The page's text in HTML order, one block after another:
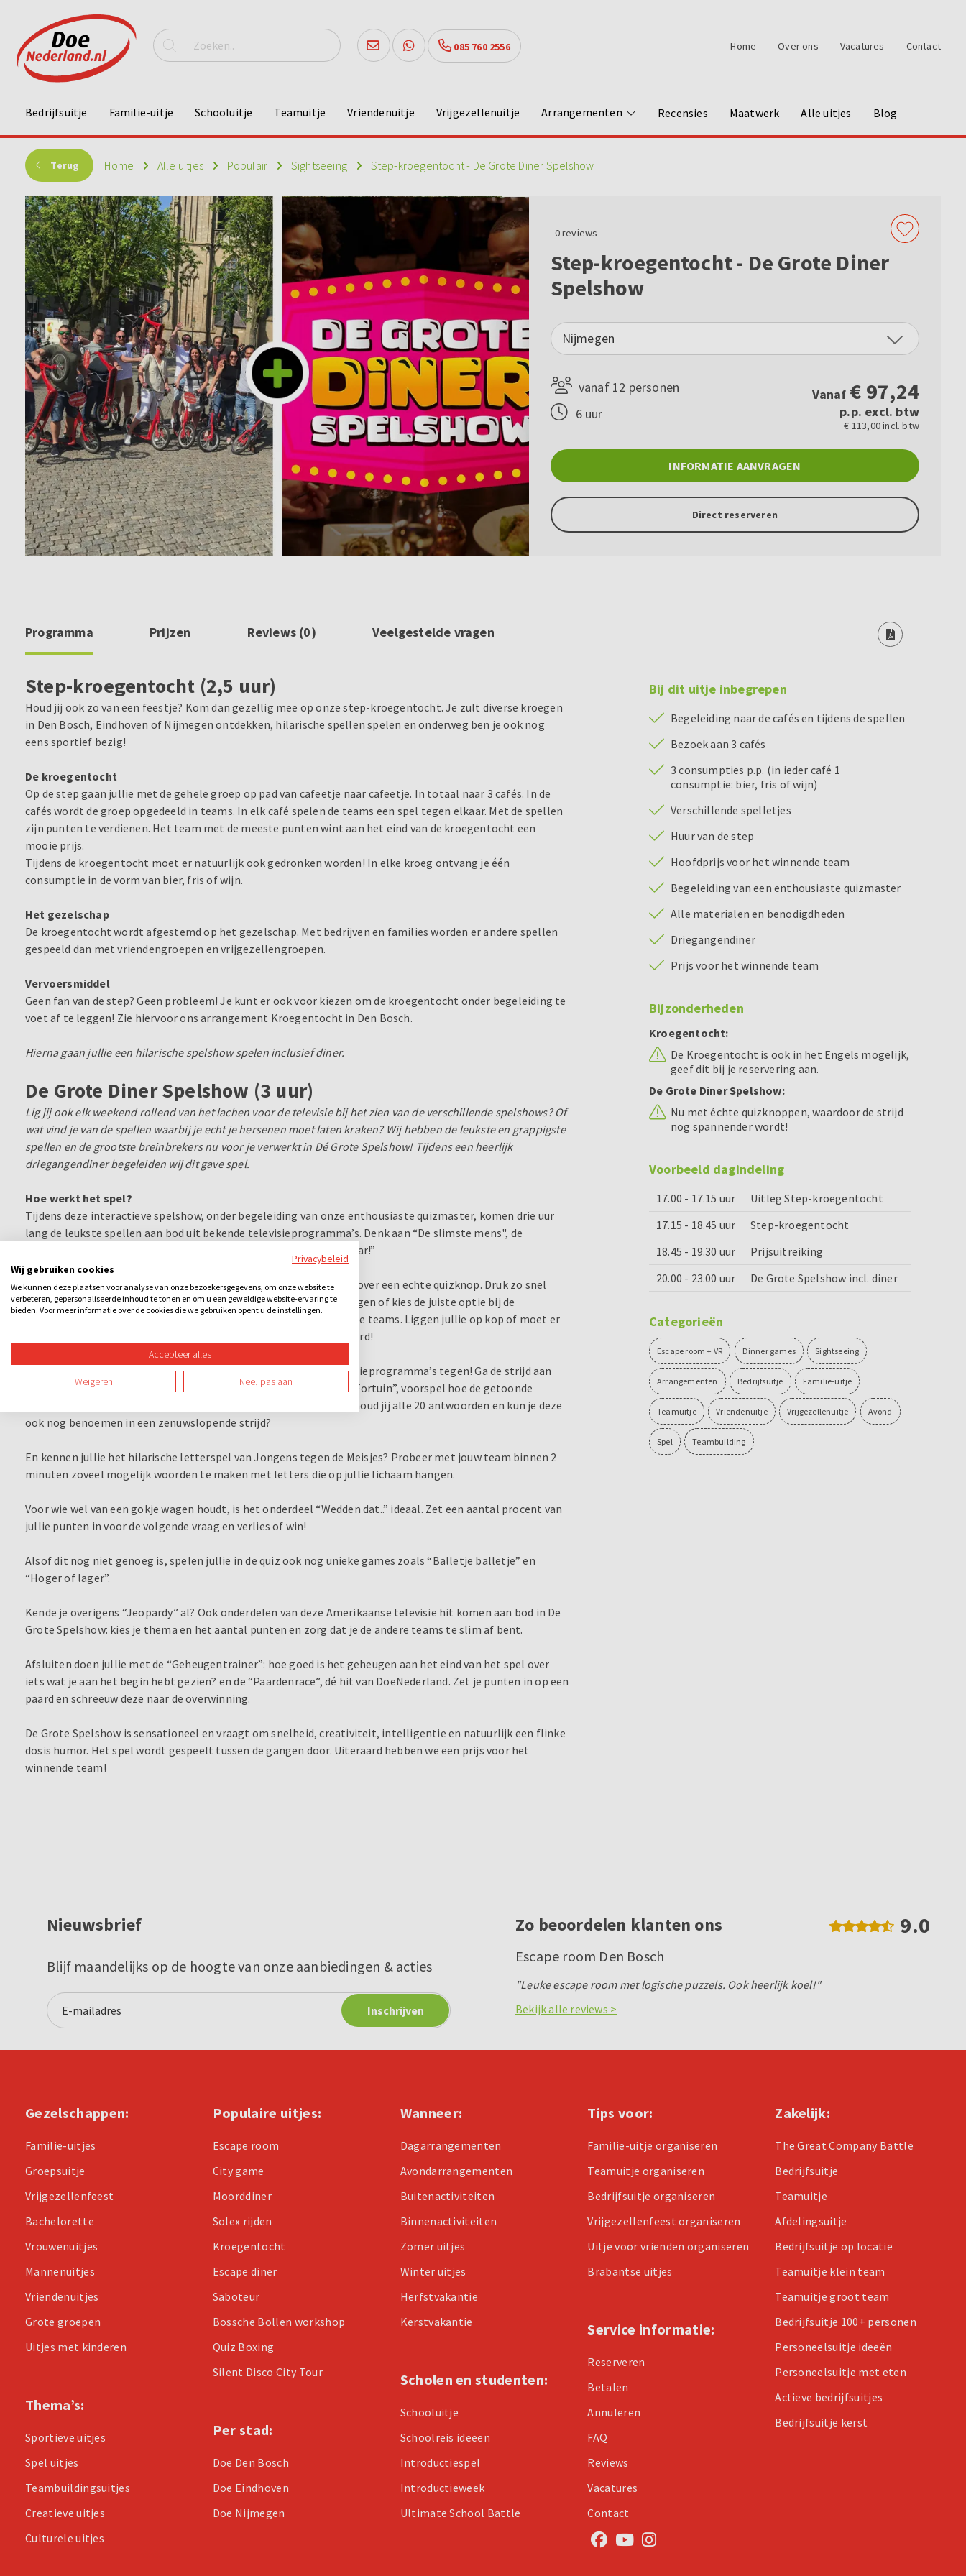
085 760 2556 Home Over ons Vacatures Contact
Bedrijfsuitje Familie-uitje Schooluitje Teamuitje Vriendenuitje Vrijgezellenuitje Arrangementen Recensies Maatwerk Alle uitjes Blog
Terug Home Alle uitjes Populair Sightseeing Step-kroegentocht - De Grote Diner Spelshow
0reviews
Step-kroegentocht - De Grote Diner
Spelshow
Nijmegen
vanaf 12 personen
6 uur
Vanaf € 97,24
p.p. excl. btw
€ 113,00 incl. btw
INFORMATIE AANVRAGEN
Direct reserveren
Programma Prijzen Reviews (0) Veelgestelde vragen
Step-kroegentocht (2,5 uur)
Houd jij ook zo van een feestje? Kom dan gezellig mee op onze step-kroegentocht. Je zult diverse kroegen
in Den Bosch, Eindhoven of Nijmegen ontdekken, hilarische spellen spelen en onderweg ben je ook nog
eens sportief bezig!
De kroegentocht
Op de step gaan jullie met de gehele groep op pad van cafeetje naar cafeetje. In totaal naar 3 cafés. In de
cafés wordt de groep opgedeeld in teams. In elk café spelen de teams een spel tegen elkaar. Met de spellen
zijn punten te verdienen. Het team met de meeste punten wint aan het eind van de kroegentocht een
mooie prijs.
Tijdens de kroegentocht moet er natuurlijk ook gedronken worden! In elke kroeg ontvang je één
consumptie in de vorm van bier, fris of wijn.
Het gezelschap
De kroegentocht wordt afgestemd op het gezelschap. Met bedrijven en families worden er andere spellen
gespeeld dan met vriendengroepen en vrijgezellengroepen.
Vervoersmiddel
Geen fan van de step? Geen probleem! Je kunt er ook voor kiezen om de kroegentocht onder begeleiding te
voet af te leggen! Zie hiervoor ons arrangement Kroegentocht in Den Bosch.
Hierna gaan jullie een hilarische spelshow spelen inclusief diner.
De Grote Diner Spelshow (3 uur)
Lig jij ook elk weekend rollend van het lachen voor de televisie bij het zien van de verschillende spelshows? Of
wat vind je van de spellen waarbij je echt je hersenen moet laten kraken? Wij hebben de leukste en grappigste
spellen en de grootste breinbrekers nu voor je verwerkt in Dé Grote Spelshow! Tijdens een heerlijk
driegangendiner begeleiden wij dit gave spel.
Hoe werkt het spel?
Tijdens deze interactieve spelshow, onder begeleiding van onze enthousiaste quizmaster, komen drie uur
lang de leukste spellen aan bod uit bekende televisieprogramma’s. Denk aan “De slimste mens", de
“Geheugentrainer”, “Jongens tegen de Meisjes” en “Oh, wat een jaar!”
De Grote Spelshow zit boordevol interactie. Zo beschikt elk team over een echte quizknop. Druk zo snel
mogelijk op de knop om antwoord te geven op de quiz- en fotovragen of kies de juiste optie bij de
meerkeuzevragen. Bovendien zien jullie live de tussenstand van alle teams. Liggen jullie op kop of moet er
nog een tandje bij? Sla op de knop en geef direct het juiste antwoord!
Jullie komen zoveel leuke spelonderdelen uit verschillende televisieprogramma’s tegen! Ga de strijd aan
tijdens het onderdeel “Wie is het?”, scoor punten bij het “Rad van Fortuin”, voorspel hoe de getoonde
filmpjes aflopen en speel de 20 vragen uit “Oh, wat een jaar!” Onthoud jij alle 20 antwoorden en kun je deze
ook nog benoemen in een zenuwslopende strijd?
En kennen jullie het hilarische letterspel van Jongens tegen de Meisjes? Probeer met jouw team binnen 2
minuten zoveel mogelijk woorden te maken met letters die op jullie lichaam hangen.
Voor wie wel van een gokje wagen houdt, is het onderdeel “Wedden dat..” ideaal. Zet een aantal procent van
jullie punten in voor de volgende vraag en verlies of win!
Alsof dit nog niet genoeg is, spelen jullie in de quiz ook nog unieke games zoals “Balletje balletje” en
“Hoger of lager”.
Kende je overigens “Jeopardy” al? Ook onderdelen van deze Amerikaanse televisie hit komen aan bod in De
Grote Spelshow: kies je thema en het aantal punten en zorg dat je de andere teams te slim af bent.
Afsluiten doen jullie met de “Geheugentrainer”: hoe goed is het geheugen aan het eind van het spel over
iets wat je aan het begin hebt gezien? en de “Paardenrace”, dé hit van DoeNederland. Zet je punten in op een
paard en schreeuw deze naar de overwinning.
De Grote Spelshow is sensationeel en vraagt om snelheid, creativiteit, intelligentie en natuurlijk een flinke
dosis humor. Het spel wordt gespeelt tussen de gangen door. Uiteraard hebben we een prijs voor het
winnende team!
Bij dit uitje inbegrepen
Begeleiding naar de cafés en tijdens de spellen
Bezoek aan 3 cafés
3 consumpties p.p. (in ieder café 1
consumptie: bier, fris of wijn)
Verschillende spelletjes
Huur van de step
Hoofdprijs voor het winnende team
Begeleiding van een enthousiaste quizmaster
Alle materialen en benodigdheden
Driegangendiner
Prijs voor het winnende team
Bijzonderheden
Kroegentocht:
De Kroegentocht is ook in het Engels mogelijk,
geef dit bij je reservering aan.
De Grote Diner Spelshow:
Nu met échte quizknoppen, waardoor de strijd
nog spannender wordt!
Voorbeeld dagindeling
17.00 - 17.15 uur
Uitleg Step-kroegentocht
17.15 - 18.45 uur
Step-kroegentocht
18.45 - 19.30 uur
Prijsuitreiking
20.00 - 23.00 uur
De Grote Spelshow incl. diner
Categorieën
Escape room + VR Dinner games Sightseeing
Arrangementen Bedrijfsuitje Familie-uitje
Teamuitje Vriendenuitje Vrijgezellenuitje Avond
Spel Teambuilding
Nieuwsbrief
Blijf maandelijks op de hoogte van onze aanbiedingen & acties
Zo beoordelen klanten ons 9.0
Escape room Den Bosch
"Leuke escape room met logische puzzels. Ook heerlijk koel!"
Bekijk alle reviews >
Gezelschappen:
Familie-uitjes
Groepsuitje
Vrijgezellenfeest
Bachelorette
Vrouwenuitjes
Mannenuitjes
Vriendenuitjes
Grote groepen
Uitjes met kinderen
Thema’s:
Sportieve uitjes
Spel uitjes
Teambuildingsuitjes
Creatieve uitjes
Culturele uitjes
Populaire uitjes:
Escape room
City game
Moorddiner
Solex rijden
Kroegentocht
Escape diner
Saboteur
Bossche Bollen workshop
Quiz Boxing
Silent Disco City Tour
Per stad:
Doe Den Bosch
Doe Eindhoven
Doe Nijmegen
Wanneer:
Dagarrangementen
Avondarrangementen
Buitenactiviteiten
Binnenactiviteiten
Zomer uitjes
Winter uitjes
Herfstvakantie
Kerstvakantie
Scholen en studenten:
Schooluitje
Schoolreis ideeën
Introductiespel
Introductieweek
Ultimate School Battle
Tips voor:
Familie-uitje organiseren
Teamuitje organiseren
Bedrijfsuitje organiseren
Vrijgezellenfeest organiseren
Uitje voor vrienden organiseren
Brabantse uitjes
Service informatie:
Reserveren
Betalen
Annuleren
FAQ
Reviews
Vacatures
Contact
Zakelijk:
The Great Company Battle
Bedrijfsuitje
Teamuitje
Afdelingsuitje
Bedrijfsuitje op locatie
Teamuitje klein team
Teamuitje groot team
Bedrijfsuitje 100+ personen
Personeelsuitje ideeën
Personeelsuitje met eten
Actieve bedrijfsuitjes
Bedrijfsuitje kerst
Privacybeleid
Wij gebruiken cookies
We kunnen deze plaatsen voor analyse van onze bezoekersgegevens, om onze website te
verbeteren, gepersonaliseerde inhoud te tonen en om u een geweldige website-ervaring te
bieden. Voor meer informatie over de cookies die we gebruiken opent u de instellingen.
Accepteer alles
Weigeren Nee, pas aan